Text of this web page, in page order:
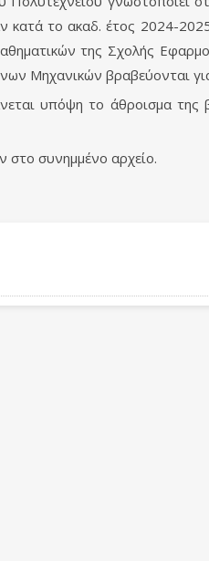
κατά το ακαδ. έτος 2024-
της Σχολής
Μηχανικών βραβεύονται
υπόψη το άθροισμα της
στο συνημμένο αρχείο.